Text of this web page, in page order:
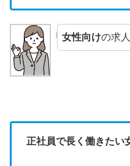
女性向けの求
正社員で長く働きたい